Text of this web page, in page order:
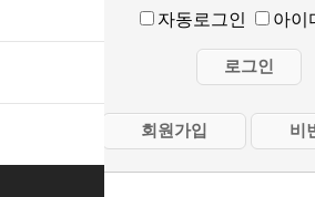
자동로그인 아이